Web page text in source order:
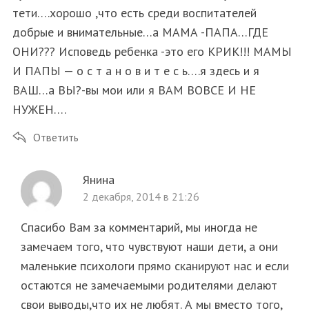
тети….хорошо ,что есть среди воспитателей
добрые и внимательные…а МАМА -ПАПА…ГДЕ
ОНИ??? Исповедь ребенка -это его КРИК!!! МАМЫ
И ПАПЫ — о с т а н о в и т е с ь….я здесь и я
ВАШ…а ВЫ?-вы мои или я ВАМ ВОВСЕ И НЕ
НУЖЕН….
Ответить
Янина
2 декабря, 2014 в 21:26
Спасибо Вам за комментарий, мы иногда не
замечаем того, что чувствуют наши дети, а они
маленькие психологи прямо сканируют нас и если
остаются не замечаемыми родителями делают
свои выводы,что их не любят. А мы вместо того,